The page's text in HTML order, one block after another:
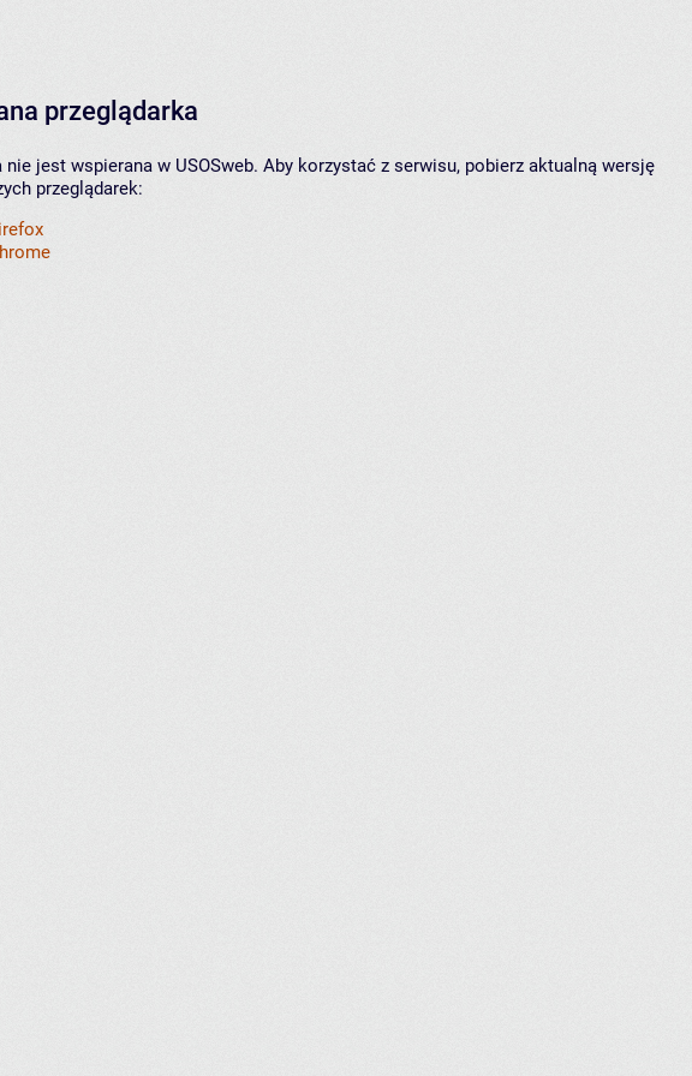
przeglądarka
nie jest wspierana w USOSweb. Aby korzystać z serwisu, pobierz aktualną wersję
przeglądarek: